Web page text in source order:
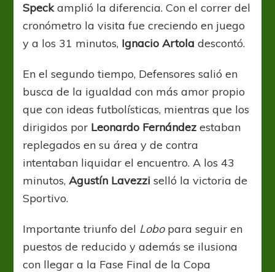
Speckamplió la diferencia. Con el correr del
cronómetro la visita fue creciendo en juego
y a los 31 minutos, Ignacio Artola descontó.
En el segundo tiempo, Defensores salió en
busca de la igualdad con más amor propio
que con ideas futbolísticas, mientras que los
dirigidos por Leonardo Fernández estaban
replegados en su área y de contra
intentaban liquidar el encuentro. A los 43
minutos,Agustín Lavezziselló la victoria de
Sportivo.
Importante triunfo del Lobopara seguir en
puestos de reducido y además se ilusiona
con llegar a la Fase Final de la Copa